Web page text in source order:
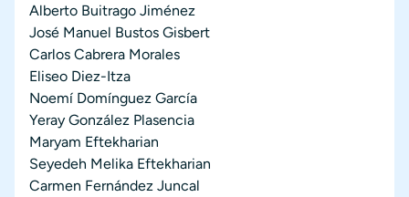
Alberto Buitrago Jiménez
José Manuel Bustos Gisbert
Carlos Cabrera Morales
Eliseo Diez-Itza
Noemí Domínguez García
Yeray González Plasencia
Maryam Eftekharian
Seyedeh Melika Eftekharian
Carmen Fernández Juncal